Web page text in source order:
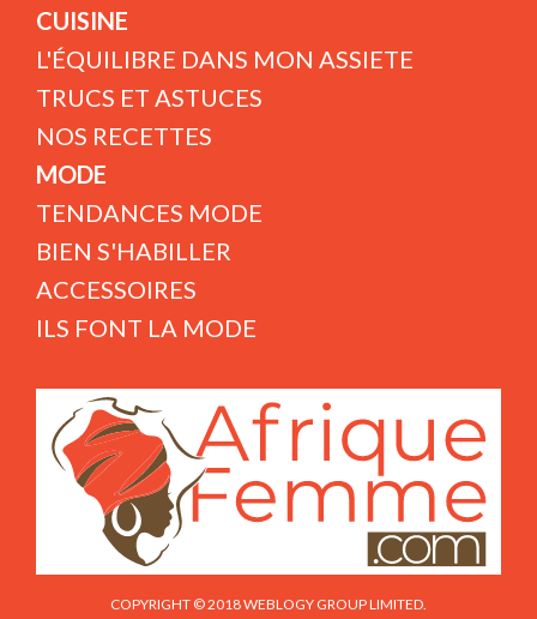
CUISINE
L'ÉQUILIBRE DANS MON ASSIETE
TRUCS ET ASTUCES
NOS RECETTES
MODE
TENDANCES MODE
BIEN S'HABILLER
ACCESSOIRES
ILS FONT LA MODE
COPYRIGHT © 2018 WEBLOGY GROUP LIMITED.